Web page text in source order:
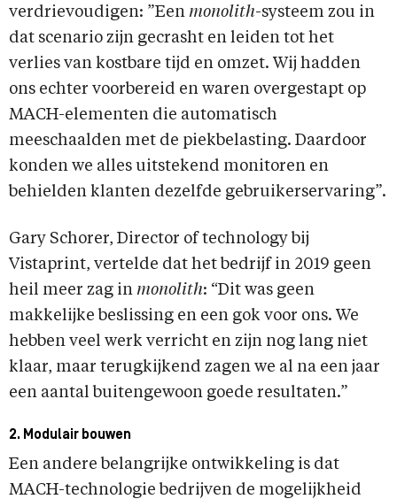
verdrievoudigen: ”Een monolith-systeem zou in
dat scenario zijn gecrasht en leiden tot het
verlies van kostbare tijd en omzet. Wij hadden
ons echter voorbereid en waren overgestapt op
MACH-elementen die automatisch
meeschaalden met de piekbelasting. Daardoor
konden we alles uitstekend monitoren en
behielden klanten dezelfde gebruikerservaring”.
Gary Schorer, Director of technology bij
Vistaprint, vertelde dat het bedrijf in 2019 geen
heil meer zag in monolith: “Dit was geen
makkelijke beslissing en een gok voor ons. We
hebben veel werk verricht en zijn nog lang niet
klaar, maar terugkijkend zagen we al na een jaar
een aantal buitengewoon goede resultaten.”
2. Modulair bouwen
Een andere belangrijke ontwikkeling is dat
MACH-technologie bedrijven de mogelijkheid